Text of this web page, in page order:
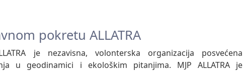
pokretu ALLATRA
je nezavisna, volonterska organizacija posvećena
u geodinamici i ekološkim pitanjima. MJP ALLATRA je